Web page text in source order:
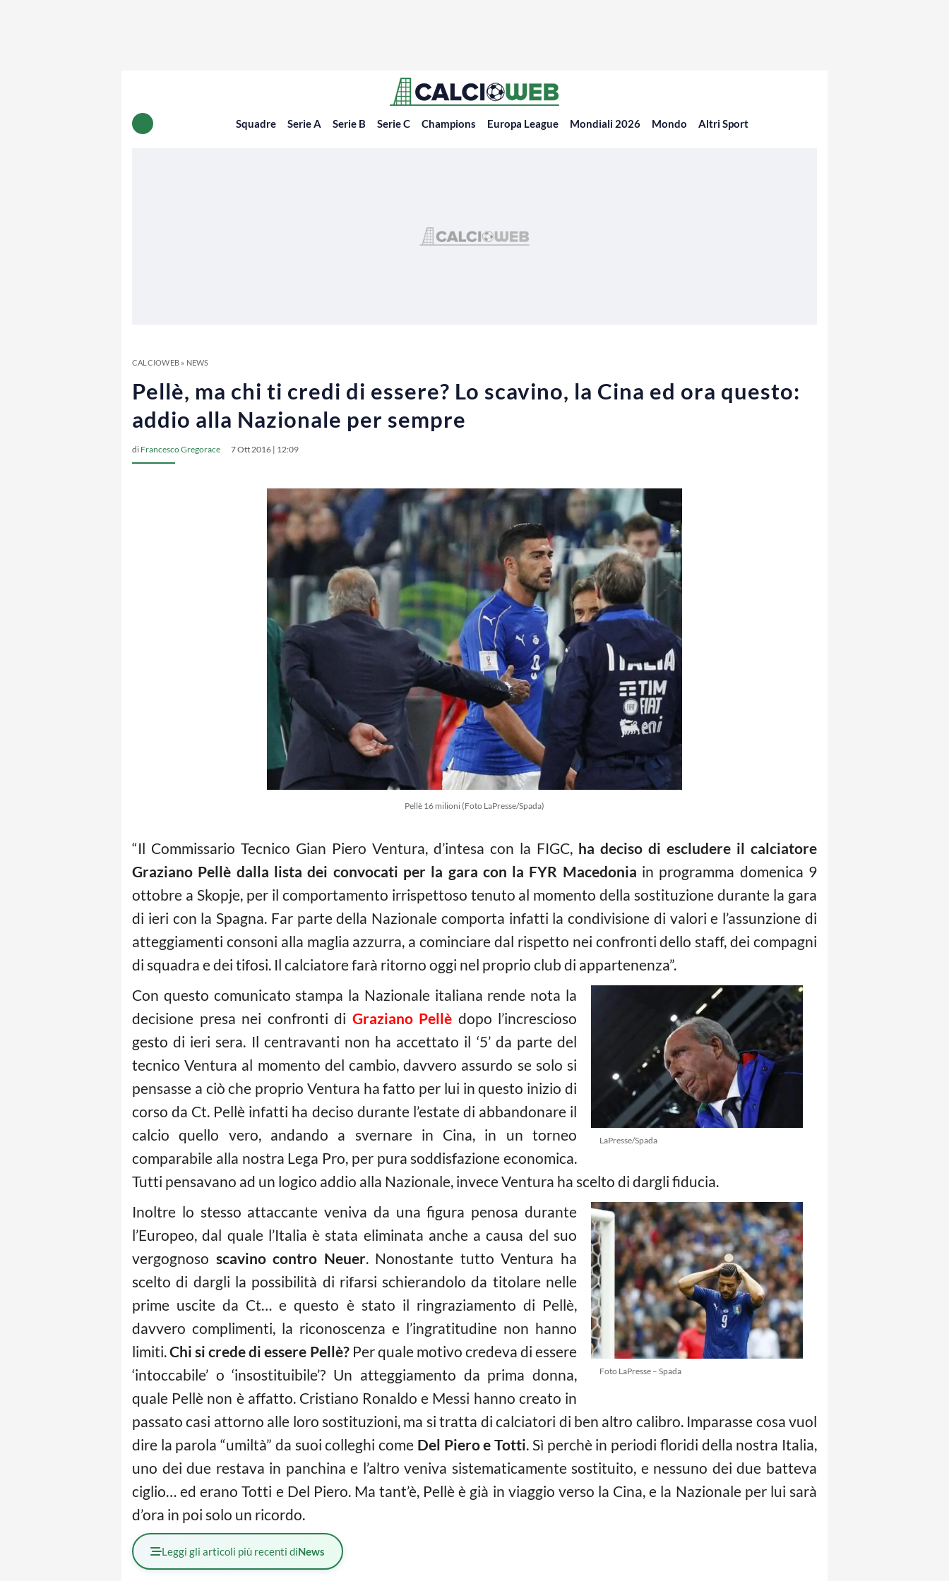
Squadre Serie A Serie B Serie C Champions Europa League Mondiali 2026 Mondo Altri Sport
CALCIOWEB» NEWS
Pellè, ma chi ti credi di essere? Lo scavino, la Cina ed ora questo:
addio alla Nazionale per sempre
di Francesco Gregorace 7 Ott 2016 | 12:09
Pellè 16 milioni (Foto LaPresse/Spada)
“Il Commissario Tecnico Gian Piero Ventura, d’intesa con la FIGC, ha deciso di escludere il calciatore
Graziano Pellè dalla lista dei convocati per la gara con la FYR Macedonia in programma domenica 9
ottobre a Skopje, per il comportamento irrispettoso tenuto al momento della sostituzione durante la gara
di ieri con la Spagna. Far parte della Nazionale comporta infatti la condivisione di valori e l’assunzione di
atteggiamenti consoni alla maglia azzurra, a cominciare dal rispetto nei confronti dello staff, dei compagni
di squadra e dei tifosi. Il calciatore farà ritorno oggi nel proprio club di appartenenza”.
LaPresse/Spada
Con questo comunicato stampa la Nazionale italiana rende nota la
decisione presa nei confronti di Graziano Pellè dopo l’increscioso
gesto di ieri sera. Il centravanti non ha accettato il ‘5’ da parte del
tecnico Ventura al momento del cambio, davvero assurdo se solo si
pensasse a ciò che proprio Ventura ha fatto per lui in questo inizio di
corso da Ct. Pellè infatti ha deciso durante l’estate di abbandonare il
calcio quello vero, andando a svernare in Cina, in un torneo
comparabile alla nostra Lega Pro, per pura soddisfazione economica.
Tutti pensavano ad un logico addio alla Nazionale, invece Ventura ha scelto di dargli fiducia.
Foto LaPresse – Spada
Inoltre lo stesso attaccante veniva da una figura penosa durante
l’Europeo, dal quale l’Italia è stata eliminata anche a causa del suo
vergognoso scavino contro Neuer. Nonostante tutto Ventura ha
scelto di dargli la possibilità di rifarsi schierandolo da titolare nelle
prime uscite da Ct… e questo è stato il ringraziamento di Pellè,
davvero complimenti, la riconoscenza e l’ingratitudine non hanno
limiti.Chi si crede di essere Pellè?Per quale motivo credeva di essere
‘intoccabile’ o ‘insostituibile’? Un atteggiamento da prima donna,
quale Pellè non è affatto. Cristiano Ronaldo e Messi hanno creato in
passato casi attorno alle loro sostituzioni, ma si tratta di calciatori di ben altro calibro. Imparasse cosa vuol
dire la parola “umiltà” da suoi colleghi come Del Piero e Totti. Sì perchè in periodi floridi della nostra Italia,
uno dei due restava in panchina e l’altro veniva sistematicamente sostituito, e nessuno dei due batteva
ciglio… ed erano Totti e Del Piero. Ma tant’è, Pellè è già in viaggio verso la Cina, e la Nazionale per lui sarà
d’ora in poi solo un ricordo.
Leggi gli articoli più recenti diNews